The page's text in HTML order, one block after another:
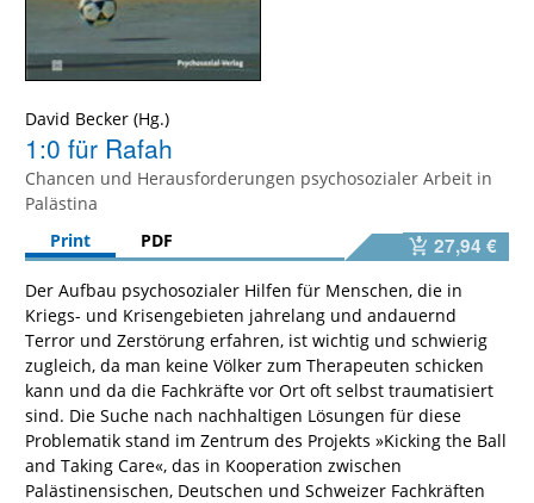
David Becker
1:0 für Rafah
Chancen und Herausforderungen psychosozialer Arbeit in
Palästina
Print
PDF 27,94 €
Der Aufbau psychosozialer Hilfen für Menschen, die in
Kriegs- und Krisengebieten jahrelang und andauernd
Terror und Zerstörung erfahren, ist wichtig und schwierig
zugleich, da man keine Völker zum Therapeuten schicken
kann und da die Fachkräfte vor Ort oft selbst traumatisiert
sind. Die Suche nach nachhaltigen Lösungen für diese
Problematik stand im Zentrum des Projekts »Kicking the Ball
and Taking Care«, das in Kooperation zwischen
Palästinensischen, Deutschen und Schweizer Fachkräften